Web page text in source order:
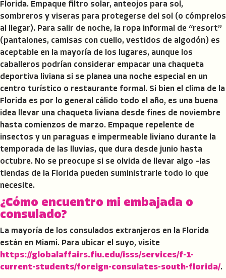
Florida. Empaque filtro solar, anteojos para sol,
sombreros y viseras para protegerse del sol (o cómprelos
al llegar). Para salir de noche, la ropa informal de “resort”
(pantalones, camisas con cuello, vestidos de algodón) es
aceptable en la mayoría de los lugares, aunque los
caballeros podrían considerar empacar una chaqueta
deportiva liviana si se planea una noche especial en un
centro turístico o restaurante formal. Si bien el clima de la
Florida es por lo general cálido todo el año, es una buena
idea llevar una chaqueta liviana desde fines de noviembre
hasta comienzos de marzo. Empaque repelente de
insectos y un paraguas e impermeable liviano durante la
temporada de las lluvias, que dura desde junio hasta
octubre. No se preocupe si se olvida de llevar algo –las
tiendas de la Florida pueden suministrarle todo lo que
necesite.
¿Cómo encuentro mi embajada o
consulado?
La mayoría de los consulados extranjeros en la Florida
están en Miami. Para ubicar el suyo, visite
https://globalaffairs.fiu.edu/isss/services/f-1-
current-students/foreign-consulates-south-florida/.